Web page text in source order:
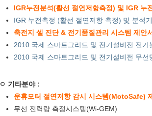
IGR누전분석(활선 절연저항측정) 및 IGR 누
IGR 누전측정 (활선 절연저항 측정) 및 분석
축전지 셀 진단 & 전기품질관리 시스템 제안
2010 국제 스마트그리드 및 전기설비전 전
2010 국제 스마트그리드 및 전기설비전 무
ㅇ 기타분야 :
운휴모터 절연저항 감시 시스템(MotoSafe)
무선 전력량 측정시스템(Wi-GEM)